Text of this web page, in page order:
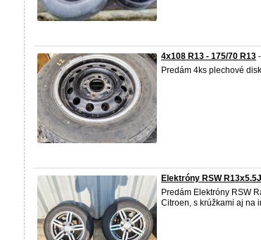
4x108 R13 - 175/70 R13
Predám 4ks plechové
Elektróny RSW
Predám Elektróny RSW
Citroen, s krúžkami aj na